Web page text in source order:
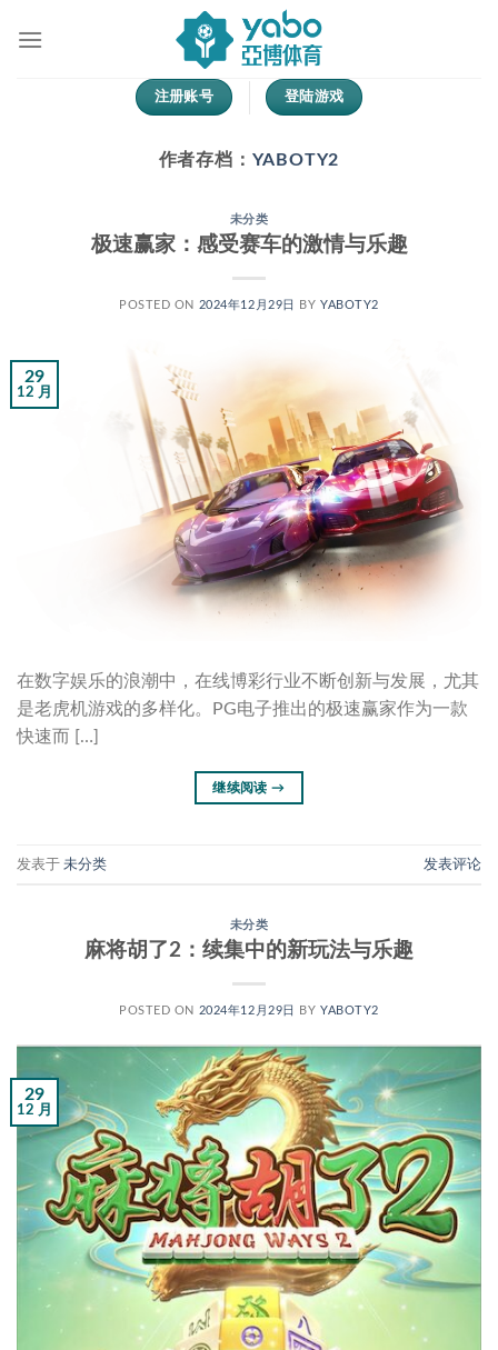
注册账号 登陆游戏
作者存档： YABOTY2
未分类
极速赢家：感受赛车的激情与乐趣
POSTED ON 2024年12月29日 BYYABOTY2
29
12 月
在数字娱乐的浪潮中，在线博彩行业不断创新与发展，尤其
是老虎机游戏的多样化。PG电子推出的极速赢家作为一款
快速而 […]
继续阅读→
发表于 未分类 发表评论
未分类
麻将胡了2：续集中的新玩法与乐趣
POSTED ON 2024年12月29日 BYYABOTY2
29
12 月